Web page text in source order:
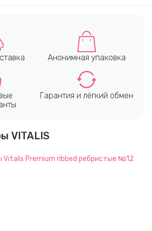
Анонимная упаковка
Гарантия и лёгкий обмен
VITALIS